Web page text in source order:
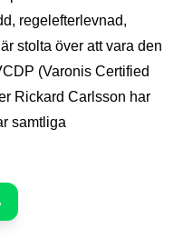
regelefterlevnad,
stolta över att vara den
(Varonis Certified
Rickard Carlsson har
samtliga